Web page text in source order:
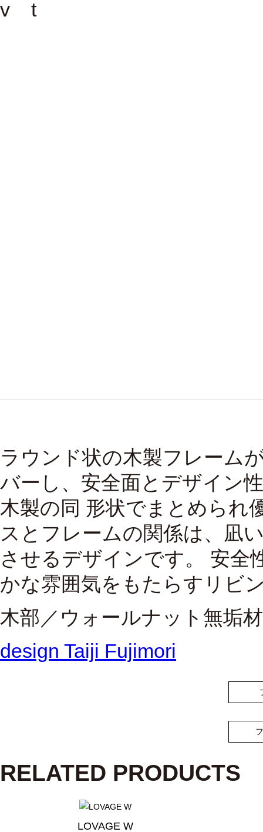
ラウンド状の木製フレーム
バーし、安全面とデザイン
木製の同 形状でまとめられ
スとフレームの関係は、凪
させるデザインです。 安全
かな雰囲気をもたらすリビ
木部／ウォールナット無垢
design Taiji Fujimori
RELATED PRODUCTS
LOVAGE W